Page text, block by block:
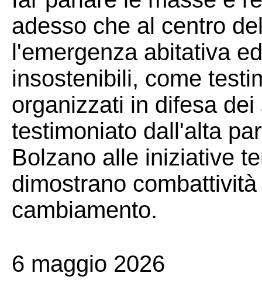
adesso che al centro
l'emergenza abitativa
insostenibili, come
organizzati in difesa
testimoniato dall'alta
Bolzano alle iniziative
dimostrano
cambiamento.
6 maggio 2026